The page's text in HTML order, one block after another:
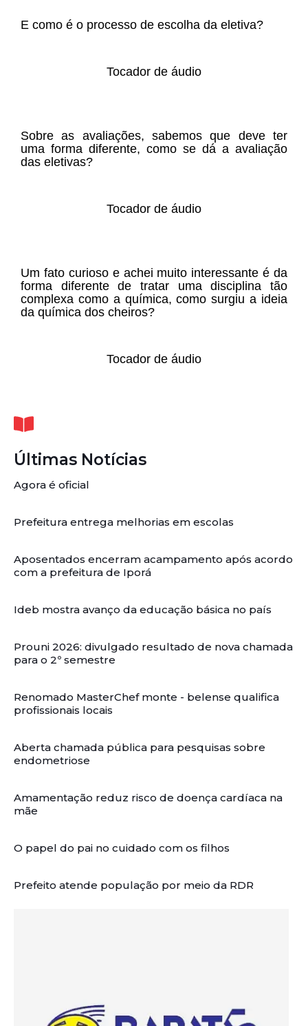
E como é o processo de escolha da eletiva?
Tocador de áudio
Sobre as avaliações, sabemos que deve ter
uma forma diferente, como se dá a avaliação
das eletivas?
Tocador de áudio
Um fato curioso e achei muito interessante é da
forma diferente de tratar uma disciplina tão
complexa como a química, como surgiu a ideia
da química dos cheiros?
Tocador de áudio
Últimas Notícias
Agora é oficial
Prefeitura entrega melhorias em escolas
Aposentados encerram acampamento após acordo
com a prefeitura de Iporá
Ideb mostra avanço da educação básica no país
Prouni 2026: divulgado resultado de nova chamada
para o 2º semestre
Renomado MasterChef monte - belense qualifica
profissionais locais
Aberta chamada pública para pesquisas sobre
endometriose
Amamentação reduz risco de doença cardíaca na
mãe
O papel do pai no cuidado com os filhos
Prefeito atende população por meio da RDR